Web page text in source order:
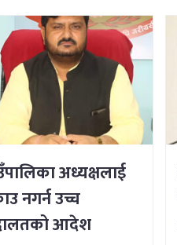
अध्यक्षलाई
नगर्न उच्च
आदेश